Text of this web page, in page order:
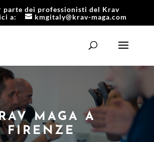
parte dei professionisti del Krav
a:
kmgitaly@krav-maga.com
MAGA A
FIRENZE